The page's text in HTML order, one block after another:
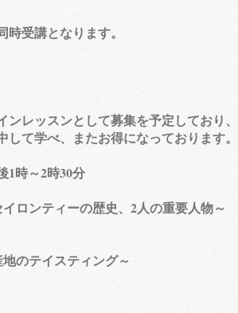
講となります。
レッスンとして募集を予定しており、
学べ、またお得になっております。
時～2時30分
ロンティーの歴史、2人の重要人物～
のテイスティング～